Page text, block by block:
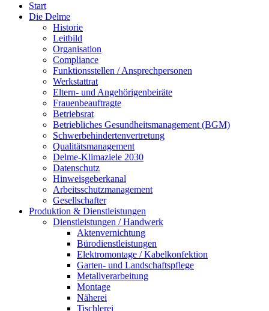
Start
Die Delme
Historie
Leitbild
Organisation
Compliance
Funktionsstellen / Ansprechpersonen
Werkstattrat
Eltern- und Angehörigenbeiräte
Frauenbeauftragte
Betriebsrat
Betriebliches Gesundheitsmanagement (BGM)
Schwerbehindertenvertretung
Qualitätsmanagement
Delme-Klimaziele 2030
Datenschutz
Hinweisgeberkanal
Arbeitsschutzmanagement
Gesellschafter
Produktion & Dienstleistungen
Dienstleistungen / Handwerk
Aktenvernichtung
Bürodienstleistungen
Elektromontage / Kabelkonfektion
Garten- und Landschaftspflege
Metallverarbeitung
Montage
Näherei
Tischlerei